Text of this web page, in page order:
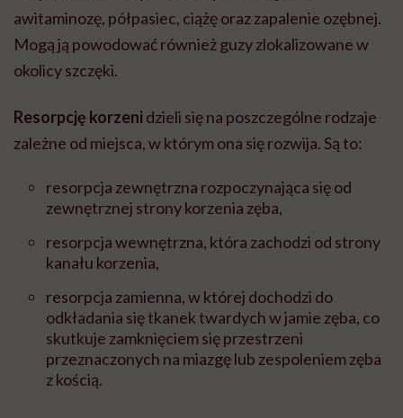
awitaminozę, półpasiec, ciążę oraz zapalenie ozębnej.
Mogą ją powodować również guzy zlokalizowane w
okolicy szczęki.
Resorpcję korzeni dzieli się na poszczególne rodzaje
zależne od miejsca, w którym ona się rozwija. Są to:
resorpcja zewnętrzna rozpoczynająca się od
zewnętrznej strony korzenia zęba,
resorpcja wewnętrzna, która zachodzi od strony
kanału korzenia,
resorpcja zamienna, w której dochodzi do
odkładania się tkanek twardych w jamie zęba, co
skutkuje zamknięciem się przestrzeni
przeznaczonych na miazgę lub zespoleniem zęba
z kością.